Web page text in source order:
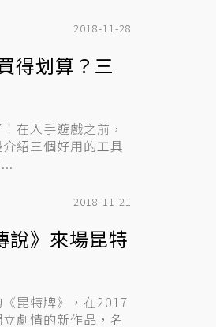
2018-11-28
得划算？三
在入手遊戲之前，
紹三個好用的工具
2018-11-21
說》來場昆特
昆特牌》，在2017
劇情的新作品，名